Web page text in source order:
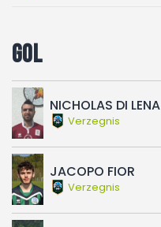
Gol
NICHOLAS DI LENA
Verzegnis
JACOPO FIOR
Verzegnis